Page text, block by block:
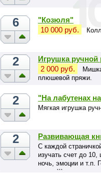
6
"Козюля"
10 000 руб.
2
Игрушка ручной
2 000 руб.
плюшевой пряжи.
2 "На лабутенах
Мягкая игрушка
2 Развивающая
С каждой
изучать счет до 10,
ночь, эмоции и т.п.
пищат)))